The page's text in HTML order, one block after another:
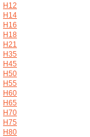
H12
H14
H16
H18
H21
H35
H45
H50
H55
H60
H65
H70
H75
H80